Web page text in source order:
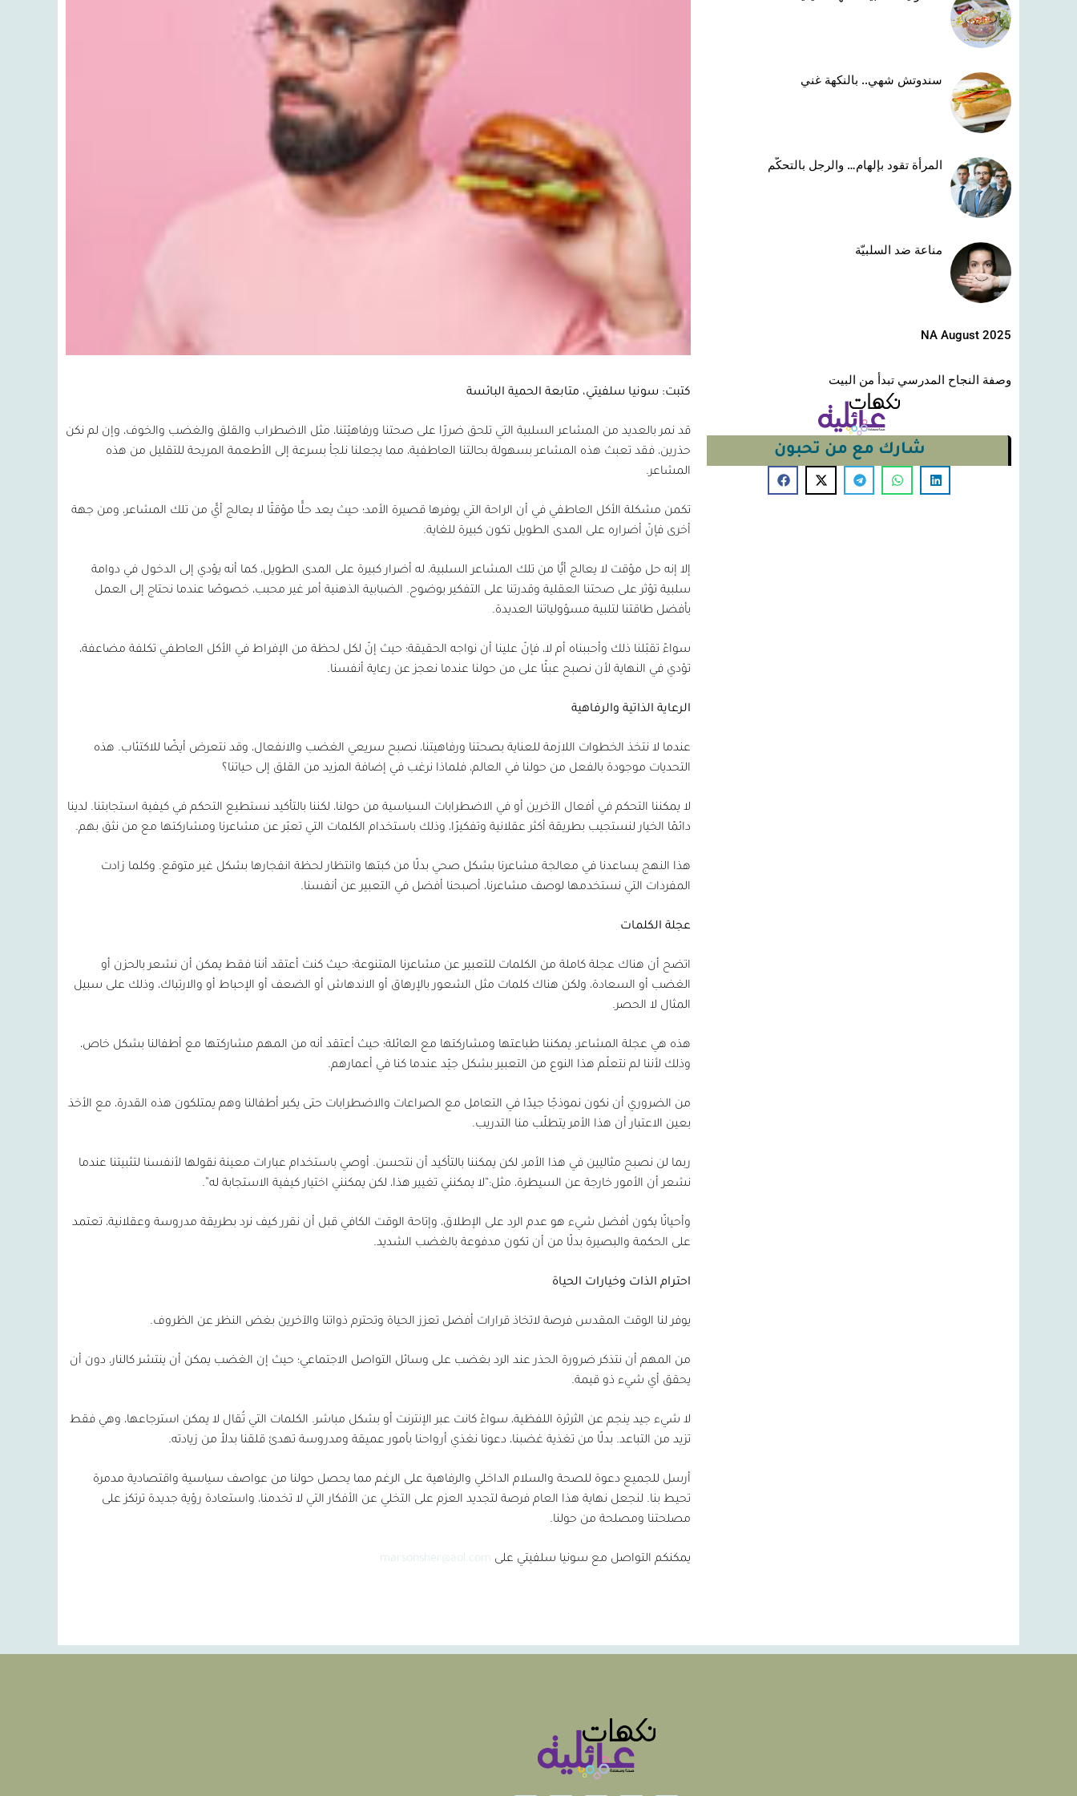
سندوتش شهي.. بالنكهة غني
المرأة تقود بإلهام… والرجل بالتحكّم
مناعة ضد السلبيّة
NA August 2025
وصفة النجاح المدرسي تبدأ من البيت
شارك مع من تحبون
كتبت: سونيا سلفيتي، متابعة الحمية البائسة
قد نمر بالعديد من المشاعر السلبية التي تلحق ضررًا على صحتنا ورفاهيّتنا، مثل الاضطراب والقلق والغضب والخوف، وإن لم نكن
حذرين، فقد تعبث هذه المشاعر بسهولة بحالتنا العاطفية، مما يجعلنا نلجأ بسرعة إلى الأطعمة المريحة للتقليل من هذه
المشاعر.
تكمن مشكلة الأكل العاطفي في أن الراحة التي يوفرها قصيرة الأمد؛ حيث يعد حلًّا مؤقتًا لا يعالج أيًّ من تلك المشاعر، ومن جهة
أخرى فإنّ أضراره على المدى الطويل تكون كبيرة للغاية.
إلا إنه حل مؤقت لا يعالج أيًّا من تلك المشاعر السلبية، له أضرار كبيرة على المدى الطويل، كما أنه يؤدي إلى الدخول في دوامة
سلبية تؤثر على صحتنا العقلية وقدرتنا على التفكير بوضوح. الضبابية الذهنية أمر غير محبب، خصوصًا عندما نحتاج إلى العمل
بأفضل طاقتنا لتلبية مسؤولياتنا العديدة.
سواءً تقبّلنا ذلك وأحببناه أم لا، فإنّ علينا أن نواجه الحقيقة؛ حيث إنّ لكل لحظة من الإفراط في الأكل العاطفي تكلفة مضاعفة،
تؤدي في النهاية لأن نصبح عبئًا على من حولنا عندما نعجز عن رعاية أنفسنا.
الرعاية الذاتية والرفاهية
عندما لا نتخذ الخطوات اللازمة للعناية بصحتنا ورفاهيتنا، نصبح سريعي الغضب والانفعال، وقد نتعرض أيضًا للاكتئاب. هذه
التحديات موجودة بالفعل من حولنا في العالم، فلماذا نرغب في إضافة المزيد من القلق إلى حياتنا؟
لا يمكننا التحكم في أفعال الآخرين أو في الاضطرابات السياسية من حولنا، لكننا بالتأكيد نستطيع التحكم في كيفية استجابتنا. لدينا
دائمًا الخيار لنستجيب بطريقة أكثر عقلانية وتفكيرًا، وذلك باستخدام الكلمات التي تعبّر عن مشاعرنا ومشاركتها مع من نثق بهم.
هذا النهج يساعدنا في معالجة مشاعرنا بشكل صحي بدلًا من كبتها وانتظار لحظة انفجارها بشكل غير متوقع. وكلما زادت
المفردات التي نستخدمها لوصف مشاعرنا، أصبحنا أفضل في التعبير عن أنفسنا.
عجلة الكلمات
اتضح أن هناك عجلة كاملة من الكلمات للتعبير عن مشاعرنا المتنوعة؛ حيث كنت أعتقد أننا فقط يمكن أن نشعر بالحزن أو
الغضب أو السعادة، ولكن هناك كلمات مثل الشعور بالإرهاق أو الاندهاش أو الضعف أو الإحباط أو والارتباك، وذلك على سبيل
المثال لا الحصر.
هذه هي عجلة المشاعر، يمكننا طباعتها ومشاركتها مع العائلة؛ حيث أعتقد أنه من المهم مشاركتها مع أطفالنا بشكل خاص،
وذلك لأننا لم نتعلّم هذا النوع من التعبير بشكل جيّد عندما كنا في أعمارهم.
من الضروري أن نكون نموذجًا جيدًا في التعامل مع الصراعات والاضطرابات حتى يكبر أطفالنا وهم يمتلكون هذه القدرة، مع الأخذ
بعين الاعتبار أن هذا الأمر يتطلّب منا التدريب.
ربما لن نصبح مثاليين في هذا الأمر، لكن يمكننا بالتأكيد أن نتحسن. أوصي باستخدام عبارات معينة نقولها لأنفسنا لتثبيتنا عندما
نشعر أن الأمور خارجة عن السيطرة، مثل:“لا يمكنني تغيير هذا، لكن يمكنني اختيار كيفية الاستجابة له”.
وأحيانًا يكون أفضل شيء هو عدم الرد على الإطلاق، وإتاحة الوقت الكافي قبل أن نقرر كيف نرد بطريقة مدروسة وعقلانية، تعتمد
على الحكمة والبصيرة بدلًا من أن تكون مدفوعة بالغضب الشديد.
احترام الذات وخيارات الحياة
يوفر لنا الوقت المقدس فرصة لاتخاذ قرارات أفضل تعزز الحياة وتحترم ذواتنا والآخرين بغض النظر عن الظروف.
من المهم أن نتذكر ضرورة الحذر عند الرد بغضب على وسائل التواصل الاجتماعي؛ حيث إن الغضب يمكن أن ينتشر كالنار، دون أن
يحقق أي شيء ذو قيمة.
لا شيء جيد ينجم عن الثرثرة اللفظية، سواءً كانت عبر الإنترنت أو بشكل مباشر. الكلمات التي تُقال لا يمكن استرجاعها، وهي فقط
تزيد من التباعد. بدلًا من تغذية غضبنا، دعونا نغذي أرواحنا بأمور عميقة ومدروسة تهدئ قلقنا بدلاً من زيادته.
أرسل للجميع دعوة للصحة والسلام الداخلي والرفاهية على الرغم مما يحصل حولنا من عواصف سياسية واقتصادية مدمرة
تحيط بنا. لنجعل نهاية هذا العام فرصة لتجديد العزم على التخلي عن الأفكار التي لا تخدمنا، واستعادة رؤية جديدة ترتكز على
مصلحتنا ومصلحة من حولنا.
يمكنكم التواصل مع سونيا سلفيتي على marsonsher@aol.com